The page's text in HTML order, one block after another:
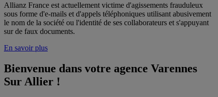
Allianz France est actuellement victime d'agissements frauduleux
sous forme d'e-mails et d'appels téléphoniques utilisant abusivement
le nom de la société ou l'identité de ses collaborateurs et s'appuyant
sur de faux documents.
En savoir plus
Bienvenue dans votre agence Varennes
Sur Allier !